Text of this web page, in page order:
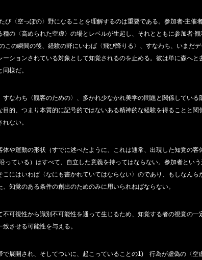
〈空っぽの〉野になることを理解するのは重要である。参加者‐主催
の〈高められた空虚〉の場とレベルが生起し、それとともに参加者‐
の瞬間の後、経験の野にいわば〈飛び降りる〉、すなわち、いまだ
ションされている対象として知覚されるのを止める。彼は単に森へと
様だ。
なわち〈観客のための〉、多かれ少なかれ美学の問題と関係している
的、つまり本質的に記号的ではないある精神的な経験を得ることと関
ない。
や運動の形状（すでに述べたように、これは通常、出現した知覚の客
っている）はすべて、自立した意義を持ってはならない。参加者とい
にはいわば〈なにも書かれていてはならない〉のであり、もしなんら
知覚のある条件の創出のためのみに用いられねばならない。
可視性から識別不可能性を通って生じるため、知覚する者の視覚の一
させる可能性を与える。
展開され、そしてついに、起こっていることの1) 行為が虚偽の〈空